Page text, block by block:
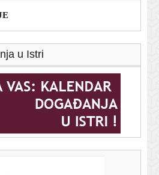
u Istri